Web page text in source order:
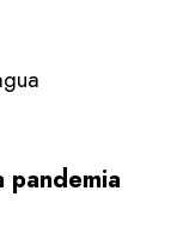
pandemia